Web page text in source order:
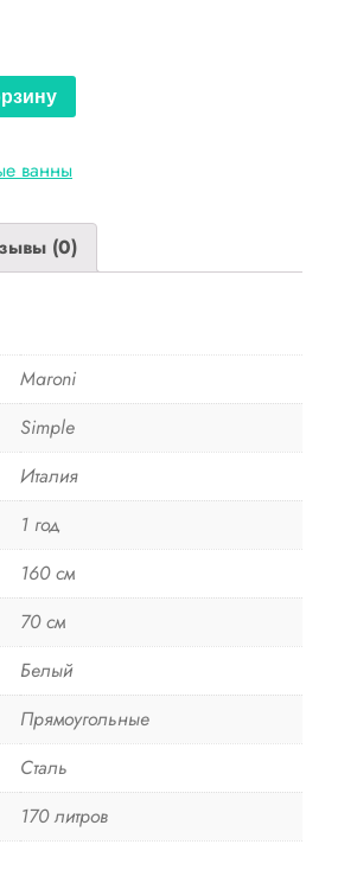
ванны
(0)
Maroni
Simple
Италия
1 год
160 см
70 см
Белый
Прямоугольные
Сталь
170 литров